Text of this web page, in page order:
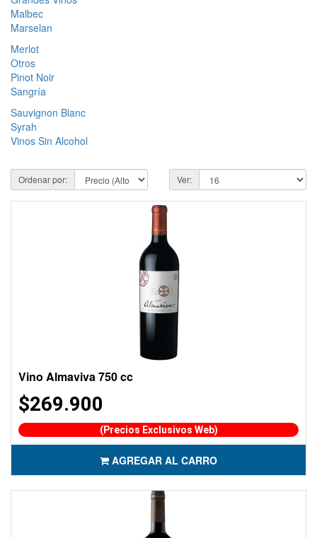
Malbec
Marselan
Merlot
Otros
Pinot Noir
Sangría
Sauvignon Blanc
Syrah
Vinos Sin Alcohol
Ordenar por: Ver:
Vino Almaviva 750 cc
$269.900
(Precios Exclusivos Web)
AGREGAR AL CARRO